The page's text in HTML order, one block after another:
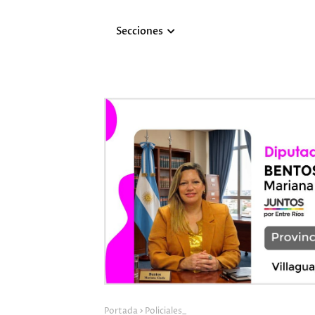
Secciones
Portada Policiales_